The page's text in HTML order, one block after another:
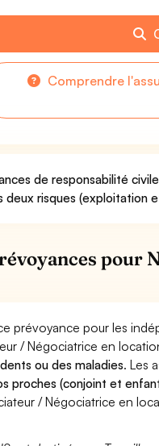
Comprendre
de responsabilité
deux risques (exploitation
prévoyance pour les
/ Négociatrice en
ou des maladies. Les
proches (conjoint et
/ Négociatrice en